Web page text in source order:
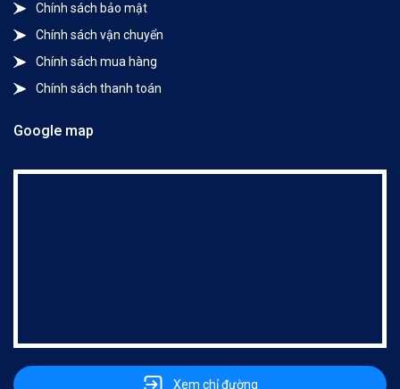
Chính sách bảo mật
Chính sách vận chuyển
Chính sách mua hàng
Chính sách thanh toán
Google map
Xem chỉ đường